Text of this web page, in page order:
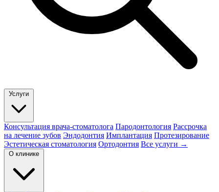
Услуги
Консультация врача-стоматолога Пародонтология Рассрочка
на лечение зубов Эндодонтия Имплантация Протезирование
Эстетическая стоматология Ортодонтия Все услуги →
О клинике